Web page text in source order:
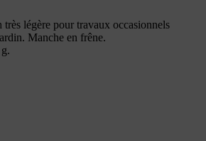
très légère pour travaux occasionnels
Manche en frêne.